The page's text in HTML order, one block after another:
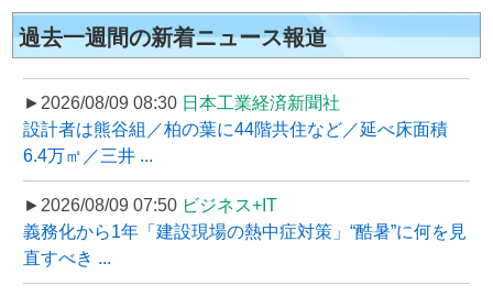
過去一週間の新着ニュース報道
►2026/08/09 08:30 日本工業経済新聞社
設計者は熊谷組／柏の葉に44階共住など／延べ床面積
6.4万㎡／三井 ...
►2026/08/09 07:50 ビジネス+IT
義務化から1年「建設現場の熱中症対策」“酷暑”に何を見
直すべき ...